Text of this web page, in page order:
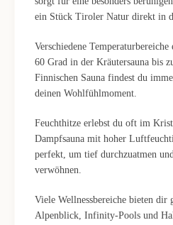
ein Stück Tiroler Natur direkt in
Verschiedene
60 Grad in der Kräutersauna bis
Finnischen Sauna findest du
deinen Wohlfühlmoment.
Feuchthitze erlebst du oft im
Dampfsauna mit hoher
perfekt, um tief durchzuatmen
verwöhnen.
Viele Wellnessbereiche bieten dir
Alpenblick, Infinity-Pools und